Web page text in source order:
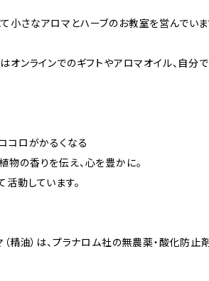
小さなアロマとハーブのお教室を営んでいま
オンラインでのギフトやアロマオイル、自分
コロがかるくなる
物の香りを伝え、心を豊かに。
動しています。
精油）は、プラナロム社の無農薬・酸化防止